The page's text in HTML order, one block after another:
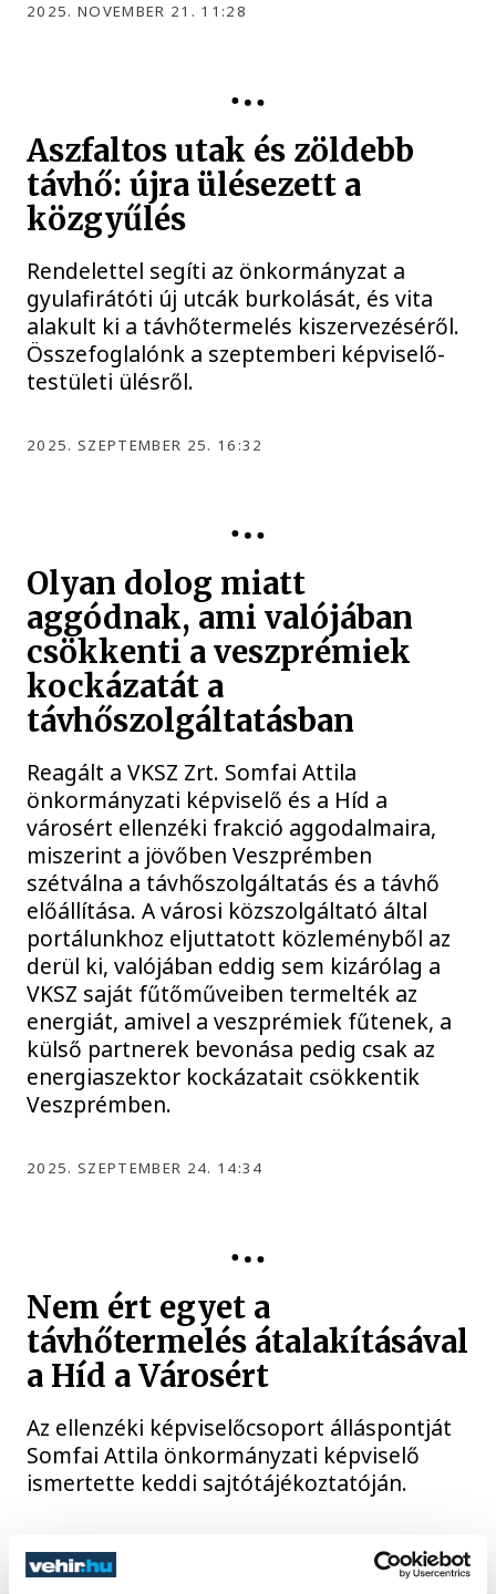
2025. NOVEMBER 21. 11:28
Aszfaltos utak és zöldebb
távhő: újra ülésezett a
közgyűlés
Rendelettel segíti az önkormányzat a
gyulafirátóti új utcák burkolását, és vita
alakult ki a távhőtermelés kiszervezéséről.
Összefoglalónk a szeptemberi képviselő-
testületi ülésről.
2025. SZEPTEMBER 25. 16:32
Olyan dolog miatt
aggódnak, ami valójában
csökkenti a veszprémiek
kockázatát a
távhőszolgáltatásban
Reagált a VKSZ Zrt. Somfai Attila
önkormányzati képviselő és a Híd a
városért ellenzéki frakció aggodalmaira,
miszerint a jövőben Veszprémben
szétválna a távhőszolgáltatás és a távhő
előállítása. A városi közszolgáltató által
portálunkhoz eljuttatott közleményből az
derül ki, valójában eddig sem kizárólag a
VKSZ saját fűtőműveiben termelték az
energiát, amivel a veszprémiek fűtenek, a
külső partnerek bevonása pedig csak az
energiaszektor kockázatait csökkentik
Veszprémben.
2025. SZEPTEMBER 24. 14:34
Nem ért egyet a
távhőtermelés átalakításával
a Híd a Városért
Az ellenzéki képviselőcsoport álláspontját
Somfai Attila önkormányzati képviselő
ismertette keddi sajtótájékoztatóján.